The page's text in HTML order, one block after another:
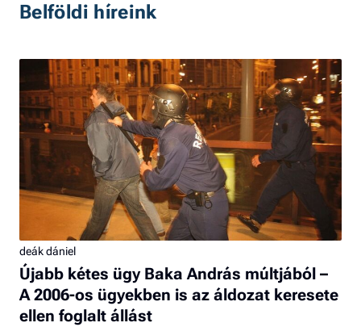
Belföldi híreink
deák dániel
Újabb kétes ügy Baka András múltjából –
A 2006-os ügyekben is az áldozat keresete
ellen foglalt állást